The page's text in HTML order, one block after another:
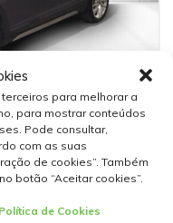
para melhorar a
para mostrar conteúdos
Pode consultar,
com as suas
de cookies”. Também
botão “Aceitar cookies”.
Política de Cookies